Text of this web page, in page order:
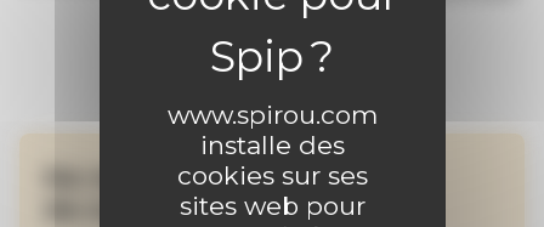
www.spirou.com
installe des
cookies sur ses
sites web pour
Ne manquez aucune
de nos actualités !